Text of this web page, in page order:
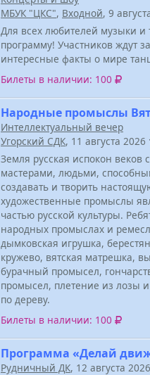
МБУК "ЦКС", Входной, 9
Для всех любителей музыки и
программу! Участников ждут
интересные факты о мире
Билеты в наличии: 100
Народные промыслы
Интеллектуальный вечер
Угорский СДК, 11 августа 2026
Земля русская испокон веков
мастерами, людьми,
создавать и творить
художественные промыслы
частью русской культуры.
народных промыслах и
дымковская игрушка,
кружево, вятская матрешка,
бурачный промысел,
промысел, плетение из лозы
по дереву.
Билеты в наличии: 100
Программа «Делай
Рудничный ДК, 12 августа 2026